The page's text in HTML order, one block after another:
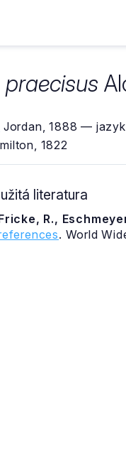
Jordan, 1888 —
1822
literatura
R.,
. World